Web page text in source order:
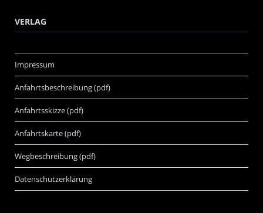
VERLAG
Impressum
Anfahrtsbeschreibung (pdf)
Anfahrtsskizze (pdf)
Anfahrtskarte (pdf)
Wegbeschreibung (pdf)
Datenschutzerklärung